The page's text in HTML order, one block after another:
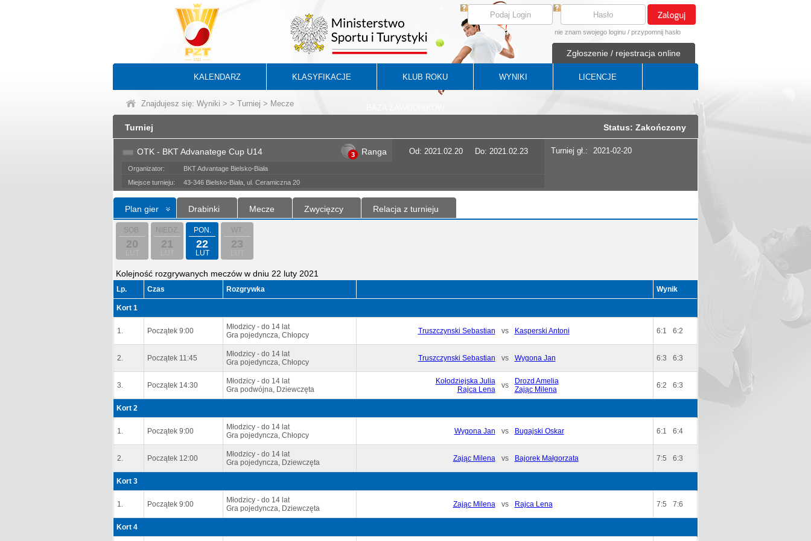
nie znam swojego loginu / przypomnij hasło
Zgłoszenie / rejestracja online
KALENDARZ KLASYFIKACJE KLUB ROKU WYNIKI LICENCJE
Znajdujesz się: Wyniki > > Turniej > Mecze
Turniej Status: Zakończony
OTK - BKT Advanatege Cup U14 3 Ranga Od: 2021.02.20 Do: 2021.02.23
Organizator:
BKT Advantage Bielsko-Biała
Miejsce turnieju:
43-346 Bielsko-Biała, ul. Ceramiczna 20
Turniej gł.: 2021-02-20
Plan gier Drabinki Mecze Zwycięzcy Relacja z turnieju
SOB.
20
NIEDZ.
21
PON.
22
LUT
WT.
23
Kolejność rozgrywanych meczów w dniu 22 luty 2021
Lp. Czas Rozgrywka Wynik
Kort 1
1. Początek 9:00
Młodzicy - do 14 lat
Gra pojedyncza, Chłopcy
Truszczynski Sebastian vs Kasperski Antoni 6:1 6:2
2. Początek 11:45
Młodzicy - do 14 lat
Gra pojedyncza, Chłopcy
Truszczynski Sebastian vs Wygona Jan 6:3 6:3
3. Początek 14:30
Młodzicy - do 14 lat
Gra podwójna, Dziewczęta
Kołodziejska Julia
Rajca Lena
vs
Drozd Amelia
Zając Milena
6:2 6:3
Kort 2
1. Początek 9:00
Młodzicy - do 14 lat
Gra pojedyncza, Chłopcy
Wygona Jan vs Bugajski Oskar 6:1 6:4
2. Początek 12:00
Młodzicy - do 14 lat
Gra pojedyncza, Dziewczęta
Zając Milena vs Bajorek Małgorzata 7:5 6:3
Kort 3
1. Początek 9:00
Młodzicy - do 14 lat
Gra pojedyncza, Dziewczęta
Zając Milena vs Rajca Lena 7:5 7:6
Kort 4